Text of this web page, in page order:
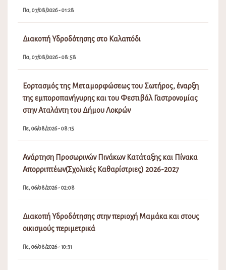
Πα, 07/08/2026 - 01:28
Διακοπή Υδροδότησης στο Καλαπόδι
Πα, 07/08/2026 - 08:58
Εορτασμός της Μεταμορφώσεως του Σωτήρος, έναρξη
της εμποροπανήγυρης και του Φεστιβάλ Γαστρονομίας
στην Αταλάντη του Δήμου Λοκρών
Πε, 06/08/2026 - 08:15
Ανάρτηση Προσωρινών Πινάκων Κατάταξης και Πίνακα
Απορριπτέων(Σχολικές Καθαρίστριες) 2026-2027
Πε, 06/08/2026 - 02:08
Διακοπή Υδροδότησης στην περιοχή Μαμάκα και στους
οικισμούς περιμετρικά
Πε, 06/08/2026 - 10:31